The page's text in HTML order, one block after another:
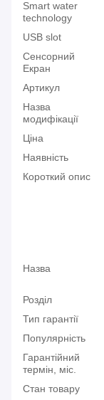
Smart water
technology
USB slot
Сенсорний
Екран
Артикул
Назва
модифікації
Ціна
Наявність
Короткий опис
Назва
Розділ
Тип гарантії
Популярність
Гарантійний
термін, міс.
Стан товару